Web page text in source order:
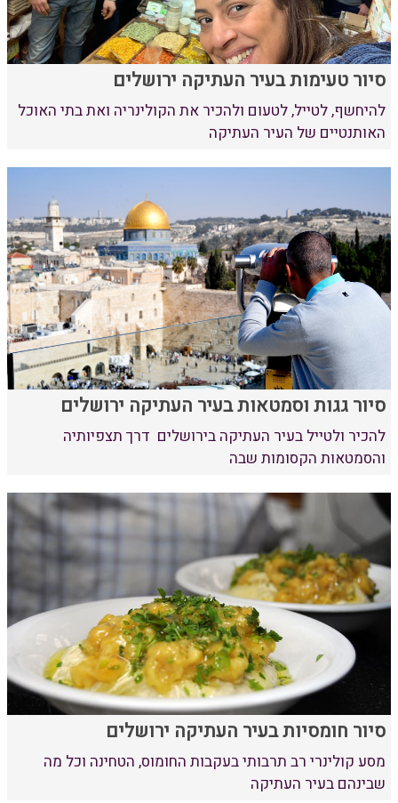
סיור טעימות בעיר העתיקה ירושלים
להיחשף, לטייל, לטעום ולהכיר את הקולינריה ואת בתי האוכל
האותנטיים של העיר העתיקה
סיור גגות וסמטאות בעיר העתיקה ירושלים
להכיר ולטייל בעיר העתיקה בירושלים דרך תצפיותיה
והסמטאות הקסומות שבה
סיור חומסיות בעיר העתיקה ירושלים
מסע קולינרי רב תרבותי בעקבות החומוס, הטחינה וכל מה
שבינהם בעיר העתיקה